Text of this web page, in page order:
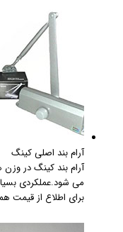
آرام بند اصلی کینگ
می شود.عملکردی
برای اطلاع از قیمت